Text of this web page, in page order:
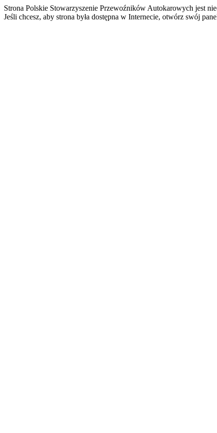
Strona Polskie Stowarzyszenie Przewoźników Autokarowych jest
Jeśli chcesz, aby strona była dostępna w Internecie, otwórz swój